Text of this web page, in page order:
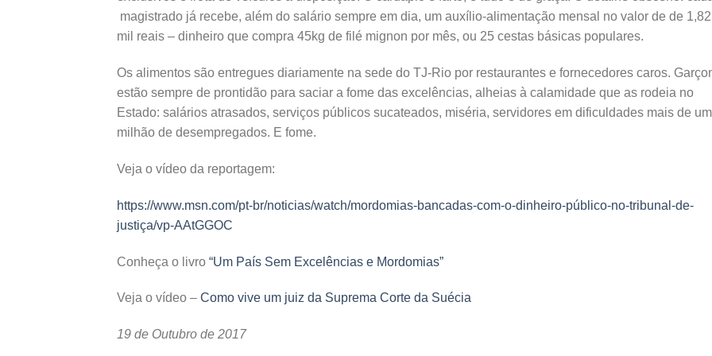
magistrado já recebe, além do salário sempre em dia, um auxílio-alimentação mensal no valor de de
mil reais – dinheiro que compra 45kg de filé mignon por mês, ou 25 cestas básicas populares.
Os alimentos são entregues diariamente na sede do TJ-Rio por restaurantes e fornecedores caros.
estão sempre de prontidão para saciar a fome das excelências, alheias à calamidade que as rodeia no
Estado: salários atrasados, serviços públicos sucateados, miséria, servidores em dificuldades mais de um
milhão de desempregados. E fome.
Veja o vídeo da reportagem:
https://www.msn.com/pt-br/noticias/watch/mordomias-bancadas-com-o-dinheiro-público-no-tribunal-de-
justiça/vp-AAtGGOC
Conheça o livro “Um País Sem Excelências e Mordomias”
Veja o vídeo – Como vive um juiz da Suprema Corte da Suécia
19 de Outubro de 2017